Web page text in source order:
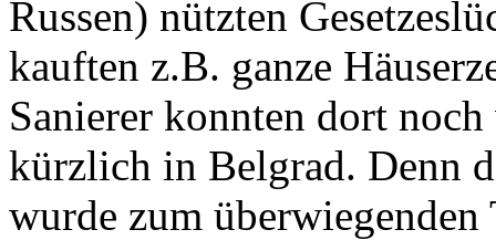
Russen) nützten
kauften z.B. ganze
Sanierer konnten dort
kürzlich in Belgrad. Denn
wurde zum überwiegenden